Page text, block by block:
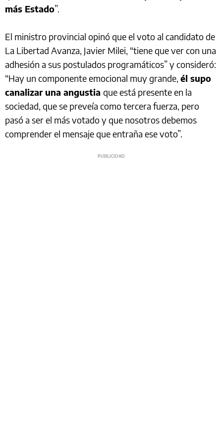
más Estado”.
El ministro provincial opinó que el voto al candidato de
La Libertad Avanza, Javier Milei, “tiene que ver con una
adhesión a sus postulados programáticos” y consideró:
“Hay un componente emocional muy grande, él supo
canalizar una angustia que está presente en la
sociedad, que se preveía como tercera fuerza, pero
pasó a ser el más votado y que nosotros debemos
comprender el mensaje que entraña ese voto”.